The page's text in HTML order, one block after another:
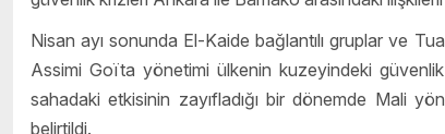
Nisan ayı sonunda El-Kaide bağlantılı gruplar ve
Assimi Goïta yönetimi ülkenin kuzeyindeki
sahadaki etkisinin zayıfladığı bir dönemde Mali
belirtildi.